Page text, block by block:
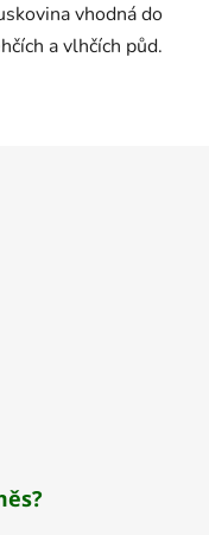
vhodná do
a vlhčích půd.